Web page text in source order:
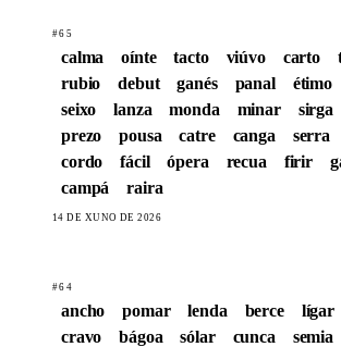
#65
calma oínte tacto viúvo carto
rubio
debut ganés panal étimo
seixo
lanza monda minar sirga
prezo
pousa catre canga serra
cordo
fácil ópera recua firir
campá
raira
14 DE XUÑO DE 2026
#64
ancho pomar lenda berce lígar
cravo
bágoa sólar cunca semia